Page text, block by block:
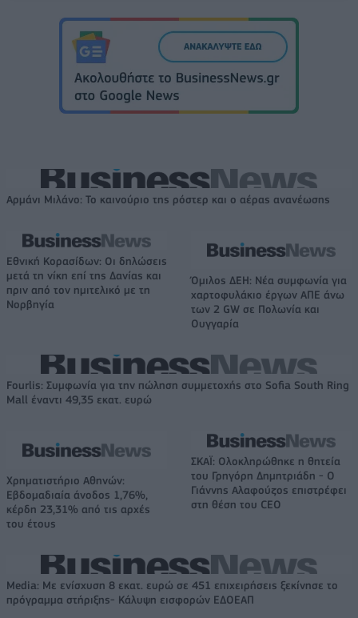
Αρμάνι Μιλάνο: Το καινούριο της ρόστερ και ο αέρας ανανέωσης
Εθνική Κορασίδων: Οι δηλώσεις
μετά τη νίκη επί της Δανίας και
πριν από τον ημιτελικό με τη
Νορβηγία
Όμιλος ΔΕΗ: Νέα συμφωνία για
χαρτοφυλάκιο έργων ΑΠΕ άνω
των 2 GW σε Πολωνία και
Ουγγαρία
Fourlis: Συμφωνία για την πώληση συμμετοχής στο Sofia South Ring
Mall έναντι 49,35 εκατ. ευρώ
Χρηματιστήριο Αθηνών:
Εβδομαδιαία άνοδος 1,76%,
κέρδη 23,31% από τις αρχές
του έτους
ΣΚΑΪ: Ολοκληρώθηκε η θητεία
του Γρηγόρη Δημητριάδη - Ο
Γιάννης Αλαφούζος επιστρέφει
στη θέση του CEO
Media: Με ενίσχυση 8 εκατ. ευρώ σε 451 επιχειρήσεις ξεκίνησε το
πρόγραμμα στήριξης- Κάλυψη εισφορών ΕΔΟΕΑΠ